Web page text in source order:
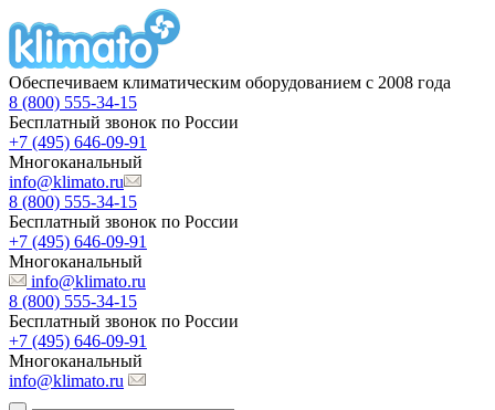
Обеспечиваем климатическим оборудованием с 2008 года
8 (800) 555-34-15
Бесплатный звонок по России
+7 (495) 646-09-91
Многоканальный
info@klimato.ru
8 (800) 555-34-15
Бесплатный звонок по России
+7 (495) 646-09-91
Многоканальный
info@klimato.ru
8 (800) 555-34-15
Бесплатный звонок по России
+7 (495) 646-09-91
Многоканальный
info@klimato.ru